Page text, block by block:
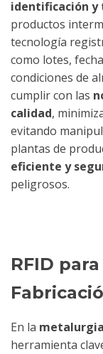
identificación y
productos
tecnología
como lotes,
condiciones de
cumplir con las
calidad,
evitando
plantas de
eficiente y
peligrosos.
RFID
En la
herramienta